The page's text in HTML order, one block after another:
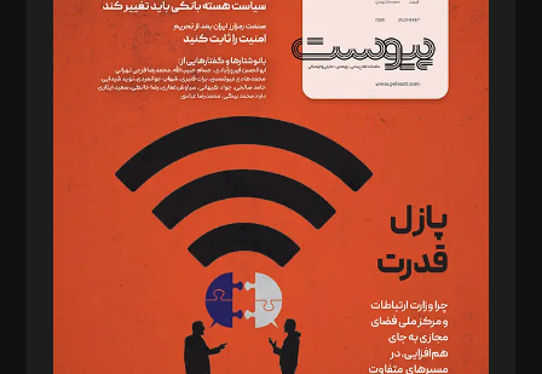
د‌بیر ناداستان: سمانه سمیع
د‌بیر خدمت و تجارت: ابوالفضل رجبی
د‌بیر حقوق فناوری: حسام‌الدین ایپکچی
د‌بیر پیوست جهان: مینا پاکدل
د‌بیر تحریریه آنلاین: بابک نقاش
تحریریه‌: مجتبی محمود‌ی، آرش برهمند، یسنا امان‌پور، سروش کرمیان،
مصطفی مسجدی آرانی، ابوالفضل رجبی، زهرا فکرانه، فائزه فتحی
رستمی،مصطفی باستان
ویرایش: نگار استاد‌‌آقا
طراح یونیفرم: مجید توکلی
فیلمبرداری و عکاسی: امیر شفیعی، مانی لطفی زاده